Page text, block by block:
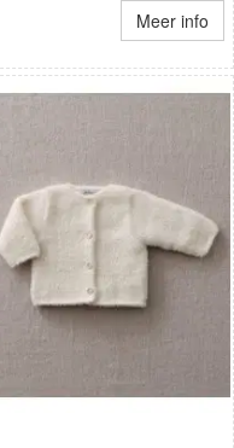
Meer info